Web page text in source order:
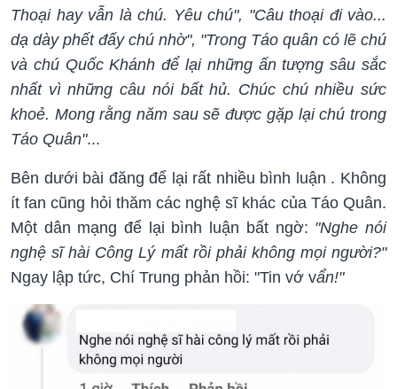
Thoại hay vẫn là chú. Yêu chú", "Câu thoại đi vào...
dạ dày phết đấy chú nhờ", "Trong Táo quân có lẽ chú
và chú Quốc Khánh để lại những ấn tượng sâu sắc
nhất vì những câu nói bất hủ. Chúc chú nhiều sức
khoẻ. Mong rằng năm sau sẽ được gặp lại chú trong
Táo Quân"...
Bên dưới bài đăng để lại rất nhiều bình luận . Không
ít fan cũng hỏi thăm các nghệ sĩ khác của Táo Quân.
Một dân mạng để lại bình luận bất ngờ: "Nghe nói
nghệ sĩ hài Công Lý mất rồi phải không mọi người?"
Ngay lập tức, Chí Trung phản hồi: "Tin vớ vẩn!"